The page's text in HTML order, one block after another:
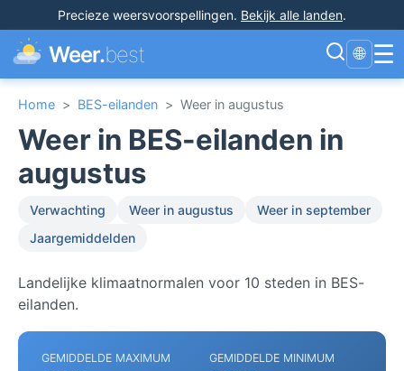
Precieze weersvoorspellingen. Bekijk alle landen.
Weer.best 🌐 ☰
Home > BES-eilanden > Weer in augustus
Weer in BES-eilanden in
augustus
Verwachting Weer in augustus
Weer in september
Jaargemiddelden
Landelijke klimaatnormalen voor 10 steden in BES-
eilanden.
GEMIDDELDE MAXIMUM GEMIDDELDE MINIMUM